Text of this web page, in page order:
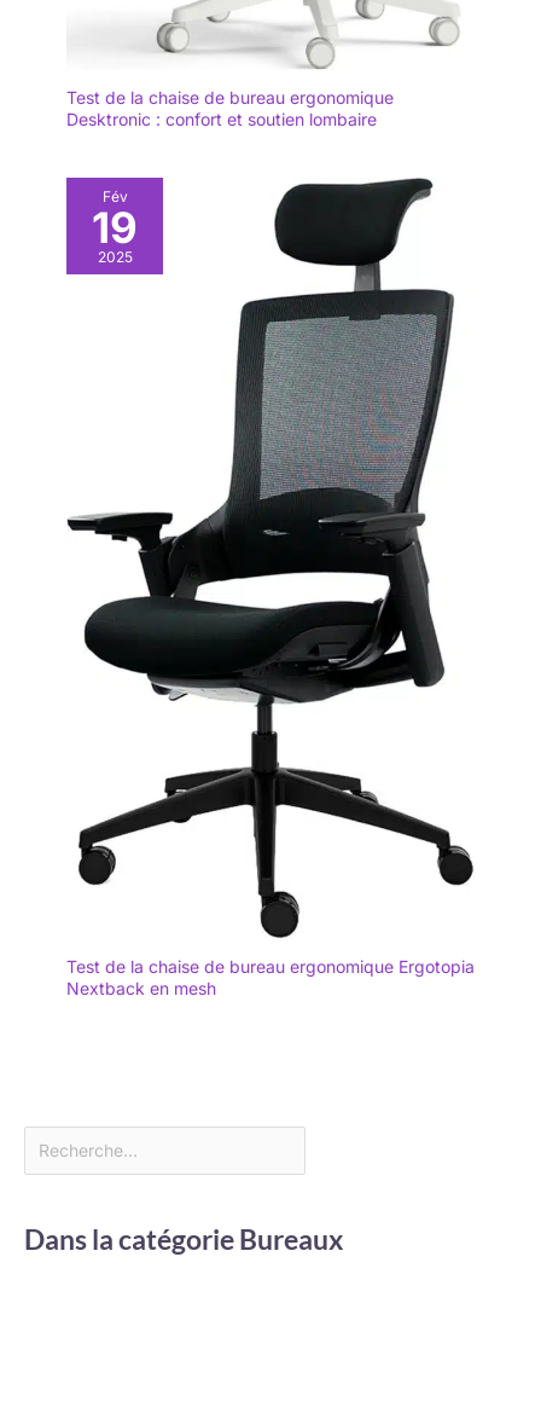
Test de la chaise de bureau ergonomique
Desktronic : confort et soutien lombaire
Fév
19
2025
Test de la chaise de bureau ergonomique Ergotopia
Nextback en mesh
Dans la catégorie Bureaux